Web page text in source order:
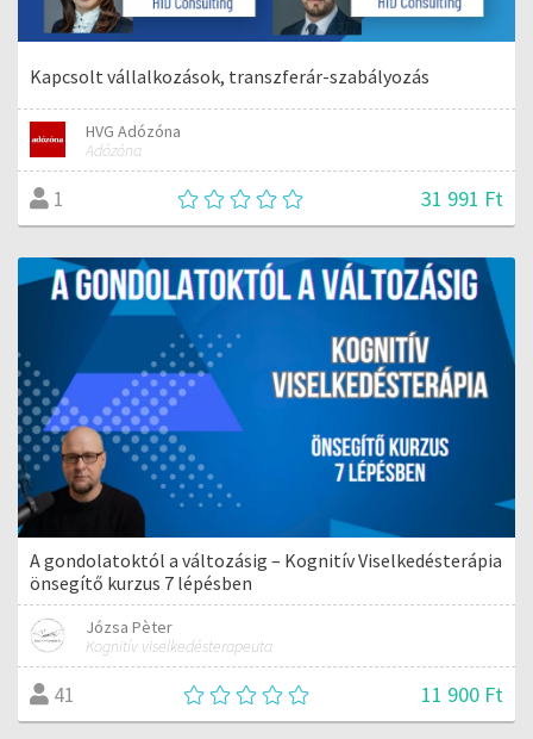
Kapcsolt vállalkozások, transzferár-szabályozás
HVG Adózóna
Adózóna
1 31 991 Ft
A gondolatoktól a változásig – Kognitív Viselkedésterápia
önsegítő kurzus 7 lépésben
Józsa Pèter
Kognitív viselkedésterapeuta
41 11 900 Ft